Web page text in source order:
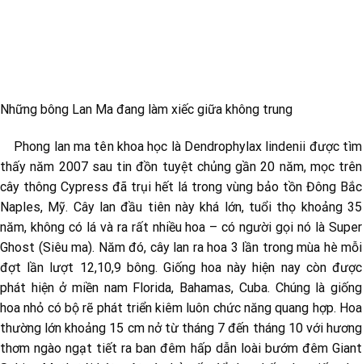
Những bông Lan Ma đang làm xiếc giữa không trung
Phong lan ma tên khoa học là Dendrophylax lindenii được tìm
thấy năm 2007 sau tin đồn tuyệt chủng gần 20 năm, mọc trên
cây thông Cypress đã trụi hết lá trong vùng bảo tồn Đông Bắc
Naples, Mỹ. Cây lan đầu tiên này khá lớn, tuổi thọ khoảng 35
năm, không có lá và ra rất nhiều hoa – có người gọi nó là Super
Ghost (Siêu ma). Năm đó, cây lan ra hoa 3 lần trong mùa hè mỗi
đợt lần lượt 12,10,9 bông. Giống hoa này hiện nay còn được
phát hiện ở miền nam Florida, Bahamas, Cuba. Chúng là giống
hoa nhỏ có bộ rẽ phát triển kiêm luôn chức năng quang hợp. Hoa
thường lớn khoảng 15 cm nở từ tháng 7 đến tháng 10 với hương
thơm ngào ngạt tiết ra ban đêm hấp dẫn loài bướm đêm Giant